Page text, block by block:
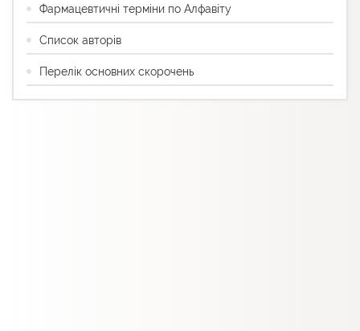
Фармацевтичні терміни по Алфавіту
Список авторів
Перелік основних скорочень